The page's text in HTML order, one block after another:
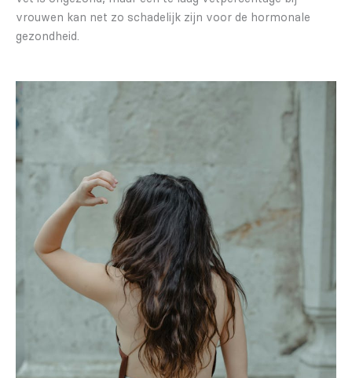
vrouwen kan net zo schadelijk zijn voor de hormonale
gezondheid.